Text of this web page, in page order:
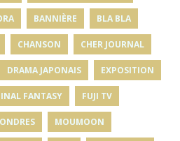
BANNIÈRE BLA BLA
CHANSON CHER JOURNAL
DRAMA JAPONAIS EXPOSITION
FANTASY FUJI TV
MOUMOON